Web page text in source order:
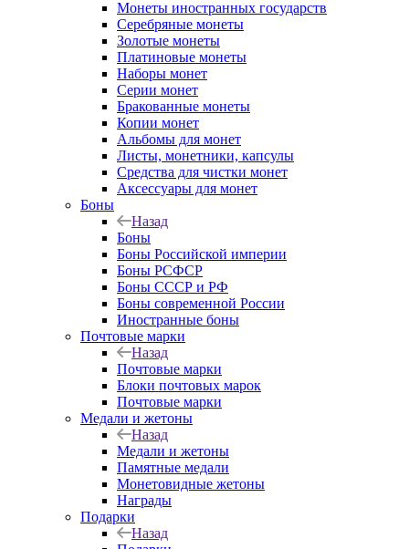
Монеты иностранных государств
Серебряные монеты
Золотые монеты
Платиновые монеты
Наборы монет
Серии монет
Бракованные монеты
Копии монет
Альбомы для монет
Листы, монетники, капсулы
Средства для чистки монет
Аксессуары для монет
Боны
Назад
Боны
Боны Российской империи
Боны РСФСР
Боны СССР и РФ
Боны современной России
Иностранные боны
Почтовые марки
Назад
Почтовые марки
Блоки почтовых марок
Почтовые марки
Медали и жетоны
Назад
Медали и жетоны
Памятные медали
Монетовидные жетоны
Награды
Подарки
Назад